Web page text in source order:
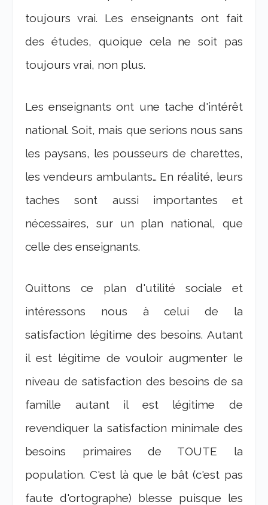
toujours vrai. Les enseignants ont fait
des études, quoique cela ne soit pas
toujours vrai, non plus.
Les enseignants ont une tache d'intérêt
national. Soit, mais que serions nous sans
les paysans, les pousseurs de charettes,
les vendeurs ambulants… En réalité, leurs
taches sont aussi importantes et
nécessaires, sur un plan national, que
celle des enseignants.
Quittons ce plan d'utilité sociale et
intéressons nous à celui de la
satisfaction légitime des besoins. Autant
il est légitime de vouloir augmenter le
niveau de satisfaction des besoins de sa
famille autant il est légitime de
revendiquer la satisfaction minimale des
besoins primaires de TOUTE la
population. C'est là que le bât (c'est pas
faute d'ortographe) blesse puisque les